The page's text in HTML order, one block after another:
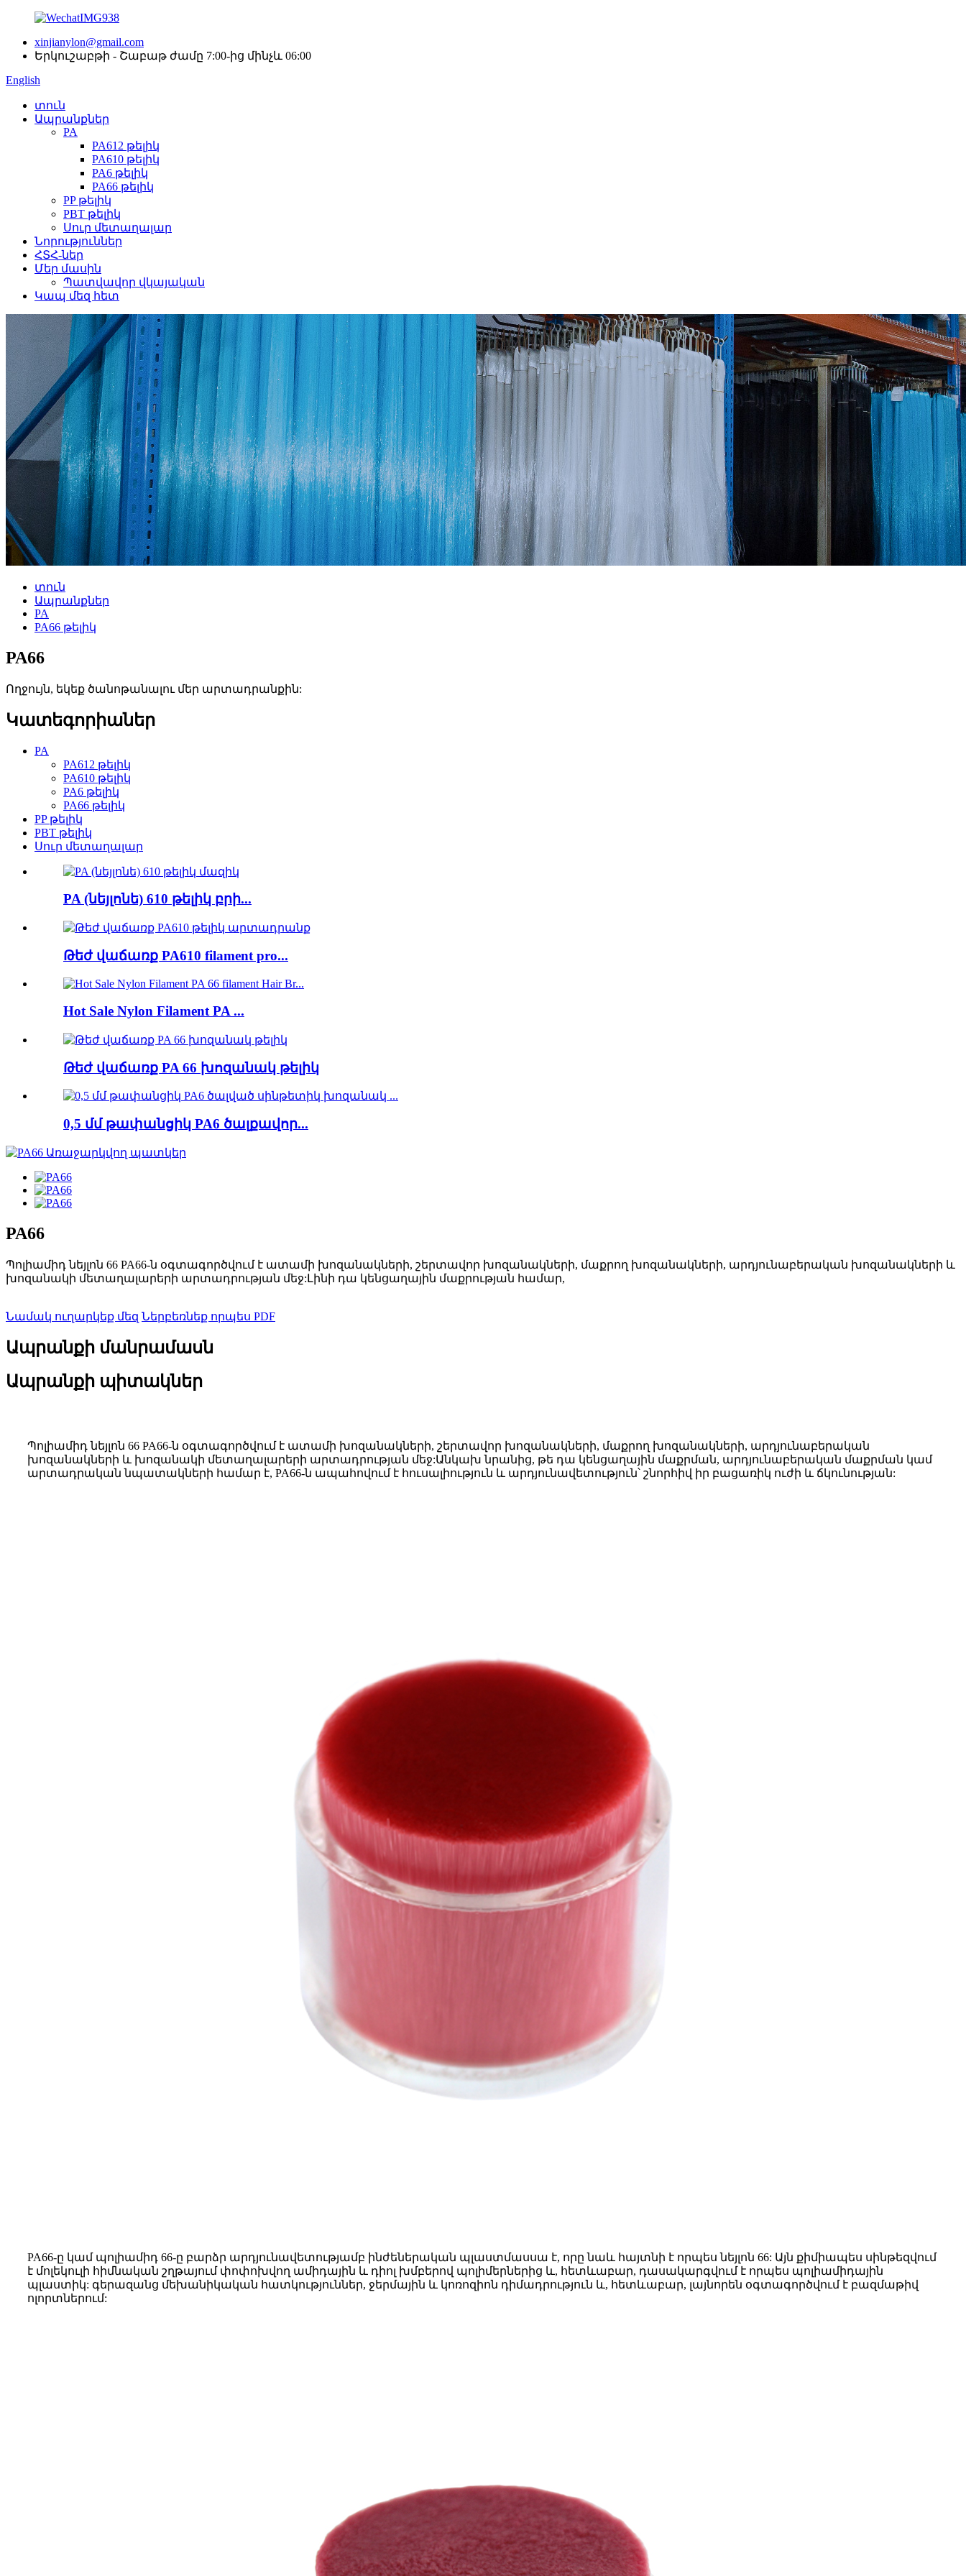
xinjianylon@gmail.com
Երկուշաբթի - Շաբաթ ժամը 7:00-ից մինչև 06:00
English
տուն
Ապրանքներ
PA
PA612 թելիկ
PA610 թելիկ
PA6 թելիկ
PA66 թելիկ
PP թելիկ
PBT թելիկ
Սուր մետաղալար
Նորություններ
ՀՏՀ-ներ
Մեր մասին
Պատվավոր վկայական
Կապ մեզ հետ
տուն
Ապրանքներ
PA
PA66 թելիկ
PA66
Ողջույն, եկեք ծանոթանալու մեր արտադրանքին:
Կատեգորիաներ
PA
PA612 թելիկ
PA610 թելիկ
PA6 թելիկ
PA66 թելիկ
PP թելիկ
PBT թելիկ
Սուր մետաղալար
PA (նեյլոնե) 610 թելիկ բրի...
Թեժ վաճառք PA610 filament pro...
Hot Sale Nylon Filament PA ...
Թեժ վաճառք PA 66 խոզանակ թելիկ
0,5 մմ թափանցիկ PA6 ծալքավոր...
PA66
Պոլիամիդ նեյլոն 66 PA66-ն օգտագործվում է ատամի խոզանակների, շերտավոր խոզանակների, մաքրող խոզանակների, արդյունաբերական խոզանակների և
խոզանակի մետաղալարերի արտադրության մեջ:Լինի դա կենցաղային մաքրության համար,
Նամակ ուղարկեք մեզ Ներբեռնեք որպես PDF
Ապրանքի մանրամասն
Ապրանքի պիտակներ
Պոլիամիդ նեյլոն 66 PA66-ն օգտագործվում է ատամի խոզանակների, շերտավոր խոզանակների, մաքրող խոզանակների, արդյունաբերական
խոզանակների և խոզանակի մետաղալարերի արտադրության մեջ:Անկախ նրանից, թե դա կենցաղային մաքրման, արդյունաբերական մաքրման կամ
արտադրական նպատակների համար է, PA66-ն ապահովում է հուսալիություն և արդյունավետություն՝ շնորհիվ իր բացառիկ ուժի և ճկունության:
PA66-ը կամ պոլիամիդ 66-ը բարձր արդյունավետությամբ ինժեներական պլաստմասսա է, որը նաև հայտնի է որպես նեյլոն 66: Այն քիմիապես սինթեզվում
է մոլեկուլի հիմնական շղթայում փոփոխվող ամիդային և դիոլ խմբերով պոլիմերներից և, հետևաբար, դասակարգվում է որպես պոլիամիդային
պլաստիկ: գերազանց մեխանիկական հատկություններ, ջերմային և կոռոզիոն դիմադրություն և, հետևաբար, լայնորեն օգտագործվում է բազմաթիվ
ոլորտներում: